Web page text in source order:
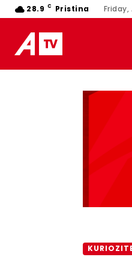
28.9 C Pristina Friday,